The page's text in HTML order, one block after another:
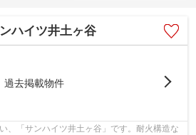
ハイツ井土ヶ谷
過去掲載物件
、「サンハイツ井土ヶ谷」です。耐火構造な